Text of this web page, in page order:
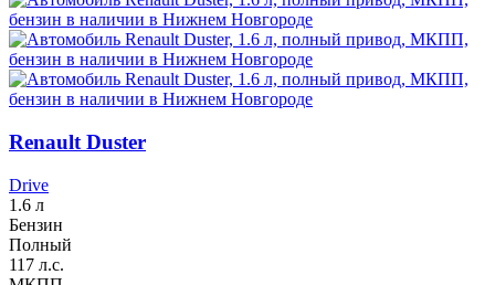
Renault Duster
Drive
1.6 л
Бензин
Полный
117 л.с.